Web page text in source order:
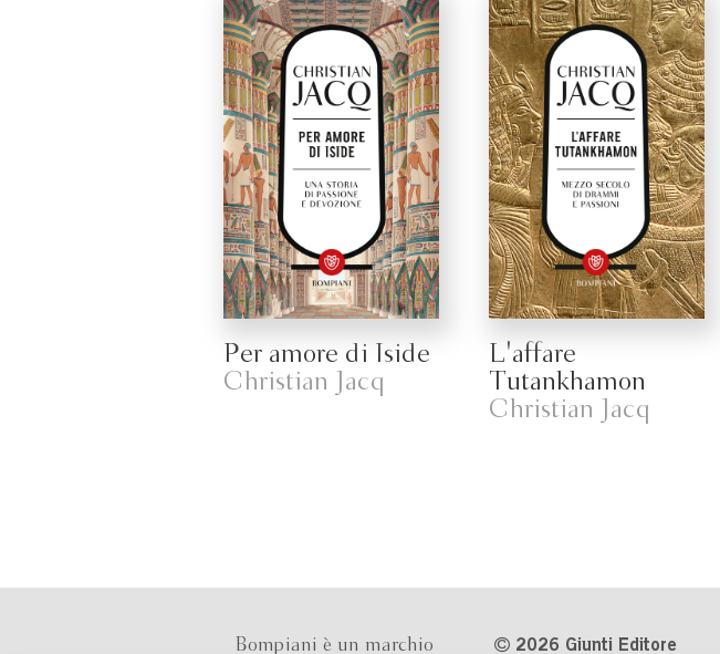
Per amore di Iside
Christian Jacq
L'affare
Tutankhamon
Christian Jacq
Bompiani è un marchio 2026 Giunti Editore